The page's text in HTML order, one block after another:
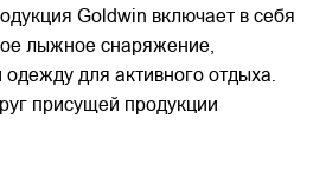
Goldwin включает в себя
лыжное снаряжение,
для активного отдыха.
присущей продукции